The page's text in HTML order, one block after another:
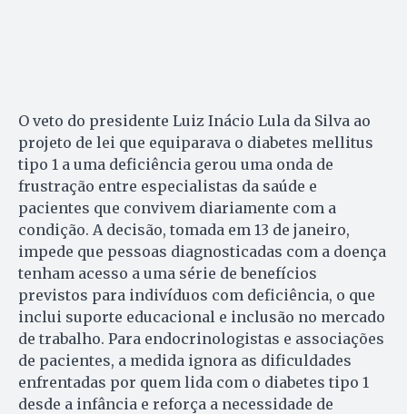
O veto do presidente Luiz Inácio Lula da Silva ao
projeto de lei que equiparava o diabetes mellitus
tipo 1 a uma deficiência gerou uma onda de
frustração entre especialistas da saúde e
pacientes que convivem diariamente com a
condição. A decisão, tomada em 13 de janeiro,
impede que pessoas diagnosticadas com a doença
tenham acesso a uma série de benefícios
previstos para indivíduos com deficiência, o que
inclui suporte educacional e inclusão no mercado
de trabalho. Para endocrinologistas e associações
de pacientes, a medida ignora as dificuldades
enfrentadas por quem lida com o diabetes tipo 1
desde a infância e reforça a necessidade de